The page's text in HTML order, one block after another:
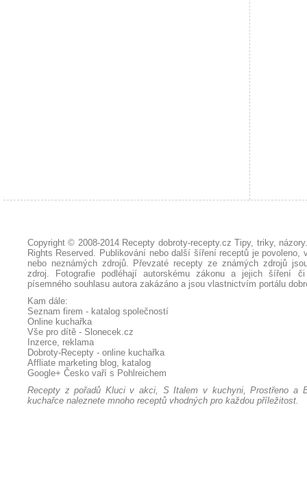
Copyright © 2008-2014 Recepty dobroty-recepty.cz Tipy, triky,
Rights Reserved. Publikování nebo další šíření receptů je povoleno,
nebo neznámých zdrojů. Převzaté recepty ze známých zdrojů
zdroj. Fotografie podléhají autorskému zákonu a jejich šíření
písemného souhlasu autora zakázáno a jsou vlastnictvím portálu
Kam dále:
Seznam firem - katalog společností
Online kuchařka
Vše pro dítě - Slonecek.cz
Inzerce, reklama
Dobroty-Recepty - online kuchařka
Affliate marketing blog, katalog
Google+ Česko vaří s Pohlreichem
Recepty z pořadů Kluci v akci, S Italem v kuchyni, Prostřeno a
kuchařce naleznete mnoho receptů vhodných pro každou příležitost.